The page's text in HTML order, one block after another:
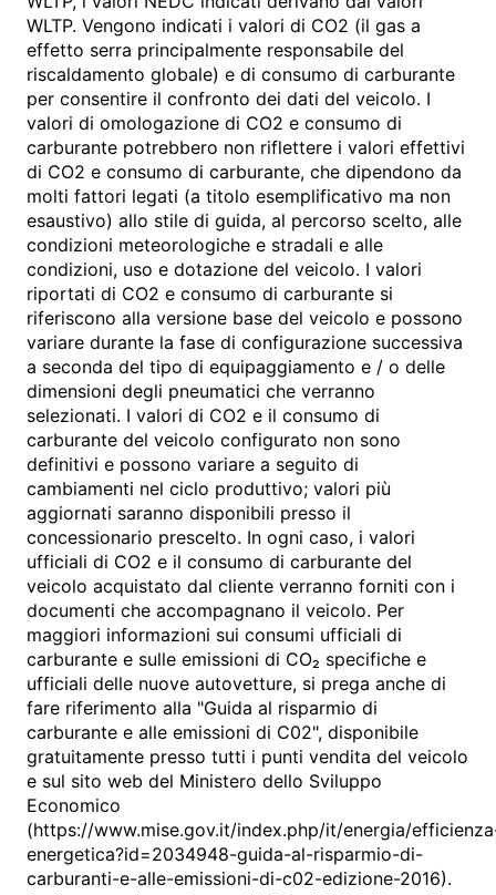
WLTP. Vengono indicati i valori di CO2 (il gas a
effetto serra principalmente responsabile del
riscaldamento globale) e di consumo di carburante
per consentire il confronto dei dati del veicolo. I
valori di omologazione di CO2 e consumo di
carburante potrebbero non riflettere i valori effettivi
di CO2 e consumo di carburante, che dipendono da
molti fattori legati (a titolo esemplificativo ma non
esaustivo) allo stile di guida, al percorso scelto, alle
condizioni meteorologiche e stradali e alle
condizioni, uso e dotazione del veicolo. I valori
riportati di CO2 e consumo di carburante si
riferiscono alla versione base del veicolo e possono
variare durante la fase di configurazione successiva
a seconda del tipo di equipaggiamento e / o delle
dimensioni degli pneumatici che verranno
selezionati. I valori di CO2 e il consumo di
carburante del veicolo configurato non sono
definitivi e possono variare a seguito di
cambiamenti nel ciclo produttivo; valori più
aggiornati saranno disponibili presso il
concessionario prescelto. In ogni caso, i valori
ufficiali di CO2 e il consumo di carburante del
veicolo acquistato dal cliente verranno forniti con i
documenti che accompagnano il veicolo. Per
maggiori informazioni sui consumi ufficiali di
carburante e sulle emissioni di CO₂ specifiche e
ufficiali delle nuove autovetture, si prega anche di
fare riferimento alla "Guida al risparmio di
carburante e alle emissioni di C02", disponibile
gratuitamente presso tutti i punti vendita del veicolo
e sul sito web del Ministero dello Sviluppo
Economico
(https://www.mise.gov.it/index.php/it/energia/
energetica?id=2034948-guida-al-risparmio-di-
carburanti-e-alle-emissioni-di-c02-edizione-2016).